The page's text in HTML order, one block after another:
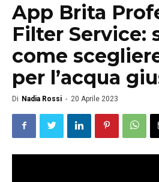
App Brita
Filter Service:
come
per l’acqua
Di Nadia Rossi - 20 Aprile 2023